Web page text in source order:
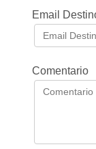
Email
Comentario